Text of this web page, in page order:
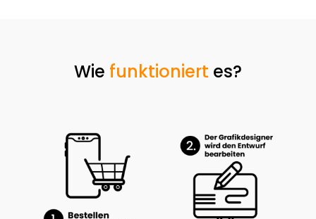
Wie funktioniert es?